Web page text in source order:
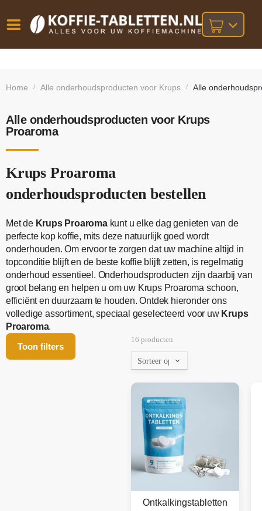
besteld,
bij orders
Home / Alle onderhoudsproducten voor Krups / Alle
Alle onderhoudsproducten voor Krups
Proaroma
Krups Proaroma
onderhoudsproducten bestellen
Met de Krups Proaromakunt u elke dag genieten van de
perfecte kop koffie, mits deze natuurlijk goed wordt
onderhouden. Om ervoor te zorgen dat uw machine altijd in
topconditie blijft en de beste koffie blijft zetten, is regelmatig
onderhoud essentieel. Onderhoudsproducten zijn daarbij van
groot belang en helpen u om uw Krups Proaroma schoon,
efficiënt en duurzaam te houden. Ontdek hieronder ons
volledige assortiment, speciaal geselecteerd voor uw Krups
Proaroma.
Toon filters
16 producten
Ontkalkingstabletten